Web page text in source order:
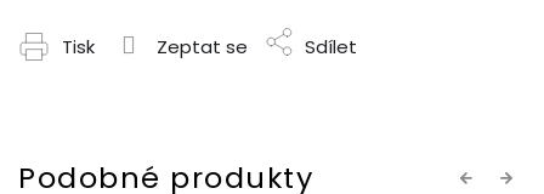
Tisk Zeptat se Sdílet
Previous
Next